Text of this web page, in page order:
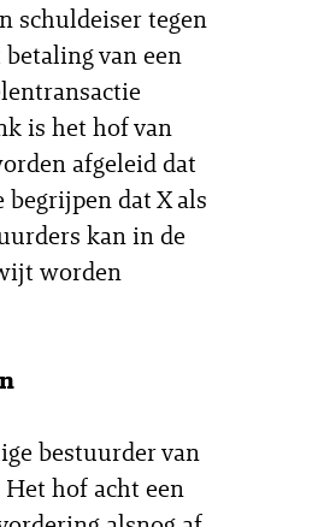
schuldeiser tegen
van een
is het hof van
afgeleid dat
dat X als
kan in de
worden
bestuurder van
hof acht een